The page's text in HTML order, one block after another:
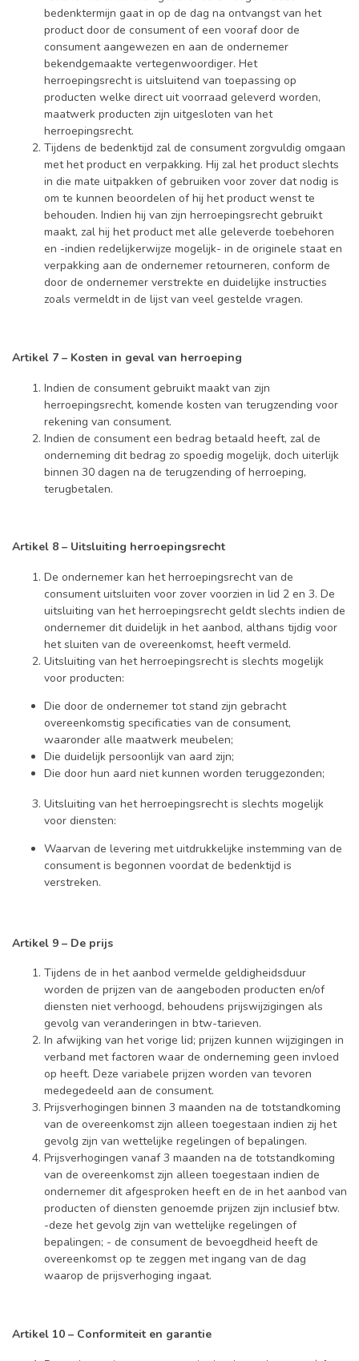
bedenktermijn gaat in op de dag na ontvangst van het
product door de consument of een vooraf door de
consument aangewezen en aan de ondernemer
bekendgemaakte vertegenwoordiger. Het
herroepingsrecht is uitsluitend van toepassing op
producten welke direct uit voorraad geleverd worden,
maatwerk producten zijn uitgesloten van het
herroepingsrecht.
Tijdens de bedenktijd zal de consument zorgvuldig omgaan
met het product en verpakking. Hij zal het product slechts
in die mate uitpakken of gebruiken voor zover dat nodig is
om te kunnen beoordelen of hij het product wenst te
behouden. Indien hij van zijn herroepingsrecht gebruikt
maakt, zal hij het product met alle geleverde toebehoren
en -indien redelijkerwijze mogelijk- in de originele staat en
verpakking aan de ondernemer retourneren, conform de
door de ondernemer verstrekte en duidelijke instructies
zoals vermeldt in de lijst van veel gestelde vragen.
Artikel 7 – Kosten in geval van herroeping
Indien de consument gebruikt maakt van zijn
herroepingsrecht, komende kosten van terugzending voor
rekening van consument.
Indien de consument een bedrag betaald heeft, zal de
onderneming dit bedrag zo spoedig mogelijk, doch uiterlijk
binnen 30 dagen na de terugzending of herroeping,
terugbetalen.
Artikel 8 – Uitsluiting herroepingsrecht
De ondernemer kan het herroepingsrecht van de
consument uitsluiten voor zover voorzien in lid 2 en 3. De
uitsluiting van het herroepingsrecht geldt slechts indien de
ondernemer dit duidelijk in het aanbod, althans tijdig voor
het sluiten van de overeenkomst, heeft vermeld.
Uitsluiting van het herroepingsrecht is slechts mogelijk
voor producten:
Die door de ondernemer tot stand zijn gebracht
overeenkomstig specificaties van de consument,
waaronder alle maatwerk meubelen;
Die duidelijk persoonlijk van aard zijn;
Die door hun aard niet kunnen worden teruggezonden;
Uitsluiting van het herroepingsrecht is slechts mogelijk
voor diensten:
Waarvan de levering met uitdrukkelijke instemming van de
consument is begonnen voordat de bedenktijd is
verstreken.
Artikel 9 – De prijs
Tijdens de in het aanbod vermelde geldigheidsduur
worden de prijzen van de aangeboden producten en/of
diensten niet verhoogd, behoudens prijswijzigingen als
gevolg van veranderingen in btw-tarieven.
In afwijking van het vorige lid; prijzen kunnen wijzigingen in
verband met factoren waar de onderneming geen invloed
op heeft. Deze variabele prijzen worden van tevoren
medegedeeld aan de consument.
Prijsverhogingen binnen 3 maanden na de totstandkoming
van de overeenkomst zijn alleen toegestaan indien zij het
gevolg zijn van wettelijke regelingen of bepalingen.
Prijsverhogingen vanaf 3 maanden na de totstandkoming
van de overeenkomst zijn alleen toegestaan indien de
ondernemer dit afgesproken heeft en de in het aanbod van
producten of diensten genoemde prijzen zijn inclusief btw.
-deze het gevolg zijn van wettelijke regelingen of
bepalingen; - de consument de bevoegdheid heeft de
overeenkomst op te zeggen met ingang van de dag
waarop de prijsverhoging ingaat.
Artikel 10 – Conformiteit en garantie